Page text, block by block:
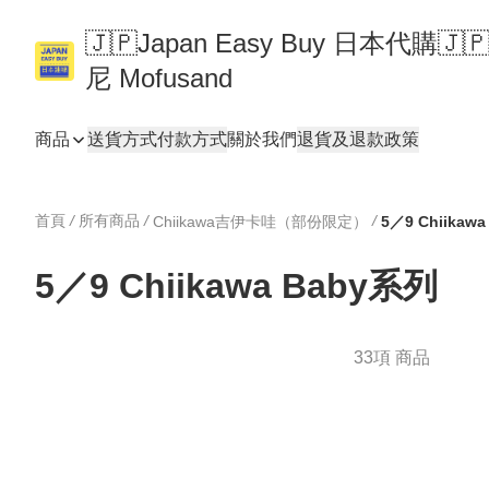
🇯🇵Japan Easy Buy 日本代購🇯🇵
尼 Mofusand
商品 送貨方式付款方式關於我們退貨及退款政策
首頁 / 所有商品 / Chiikawa吉伊卡哇（部份限定） / 5／9 Chiikawa
5／9 Chiikawa Baby系列
33項 商品